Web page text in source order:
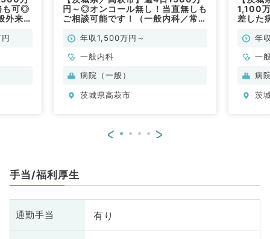
も可◎
外来、
円～◎オンコール無し！当直無しも
ご相談可能です！（一般内科／常
年収1,500万円～
一般内科
病院（一般）
茨城県高萩市
1,100
差した
科／常
年
一
病
茨
< >
手当/福利厚生
通勤手当 有り